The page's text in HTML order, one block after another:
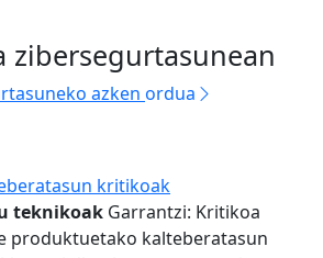
zibersegurtasunean
azken ordua
kritikoak
teknikoak Garrantzi: Kritikoa
produktuetako kalteberatasun